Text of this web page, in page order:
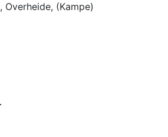
Overheide, (Kampe)